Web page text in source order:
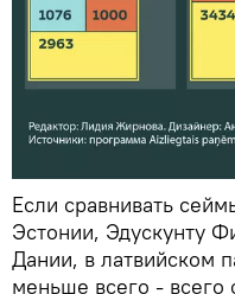
Если сравнивать
Эстонии, Эдускунту
Дании, в латвийском
меньше всего - всего